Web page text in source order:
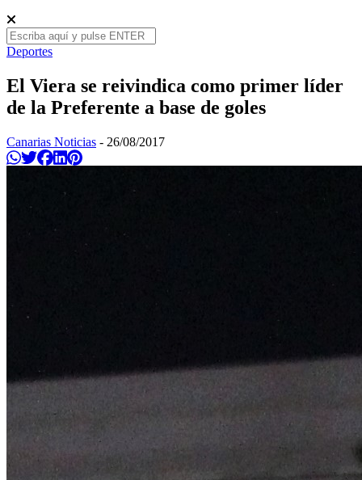
Deportes
El Viera se reivindica como primer líder
de la Preferente a base de goles
Canarias Noticias - 26/08/2017
Compartir en Whatsapp
Twittear
Compartir en Facebook
Compartir en Linkedin
Compartir en Pinterest